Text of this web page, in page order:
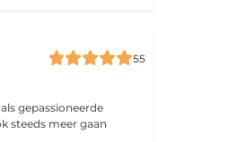
55
gepassioneerde
steeds meer gaan